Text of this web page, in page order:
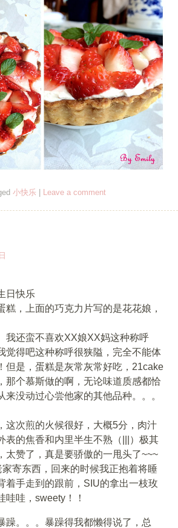
小快乐 Leave a comment
日快乐
糕，上面的巧克力片写的是花花娘，
我还蛮不喜欢XX娘XX妈这种称呼
觉得吧这种称呼很狭隘，完全不能体
但是，蛋糕是灰常灰常好吃，21cake
那个慕斯做的啊，无论味道质感都恰
来没动过心尝他家的其他品种。。。
这次煎的火候很好，大概5分，肉汁
表的焦香和内里半生不熟（|||）极其
太赞了，真是要骄傲的一甩头了~~~
寄东西，回来的时候我正抱着将睡
着手走到的跟前，SIU的拿出一枝玫
哇哇，sweety！！
躁。。。暴躁得我都懒得说了，总